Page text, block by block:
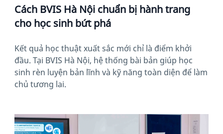
Cách BVIS Hà Nội chuẩn bị hành trang
cho học sinh bứt phá
Kết quả học thuật xuất sắc mới chỉ là điểm khởi
đầu. Tại BVIS Hà Nội, hệ thống bài bản giúp học
sinh rèn luyện bản lĩnh và kỹ năng toàn diện để làm
chủ tương lai.
News image